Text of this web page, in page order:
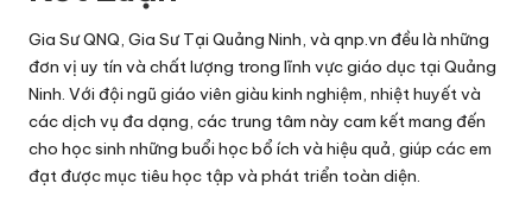
Gia Sư QNQ, Gia Sư Tại Quảng Ninh, và qnp.vn đều là những
đơn vị uy tín và chất lượng trong lĩnh vực giáo dục tại Quảng
Ninh. Với đội ngũ giáo viên giàu kinh nghiệm, nhiệt huyết và
các dịch vụ đa dạng, các trung tâm này cam kết mang đến
cho học sinh những buổi học bổ ích và hiệu quả, giúp các em
đạt được mục tiêu học tập và phát triển toàn diện.